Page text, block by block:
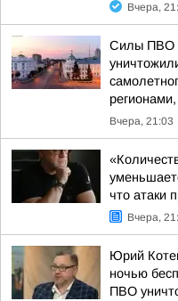
Вчера,
Силы ПВО
Вчера, 21:03
что атаки
Вчера,
Юрий
ночью
ПВО